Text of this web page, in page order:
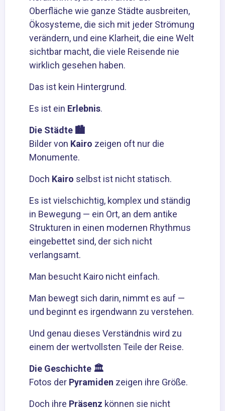
Oberfläche wie ganze Städte ausbreiten,
Ökosysteme, die sich mit jeder Strömung
verändern, und eine Klarheit, die eine Welt
sichtbar macht, die viele Reisende nie
wirklich gesehen haben.
Das ist kein Hintergrund.
Es ist ein Erlebnis.
Die Städte 🏙️
Bilder von Kairo zeigen oft nur die
Monumente.
Doch Kairo selbst ist nicht statisch.
Es ist vielschichtig, komplex und ständig
in Bewegung — ein Ort, an dem antike
Strukturen in einen modernen Rhythmus
eingebettet sind, der sich nicht
verlangsamt.
Man besucht Kairo nicht einfach.
Man bewegt sich darin, nimmt es auf —
und beginnt es irgendwann zu verstehen.
Und genau dieses Verständnis wird zu
einem der wertvollsten Teile der Reise.
Die Geschichte 🏛️
Fotos der Pyramiden zeigen ihre Größe.
Doch ihre Präsenz können sie nicht